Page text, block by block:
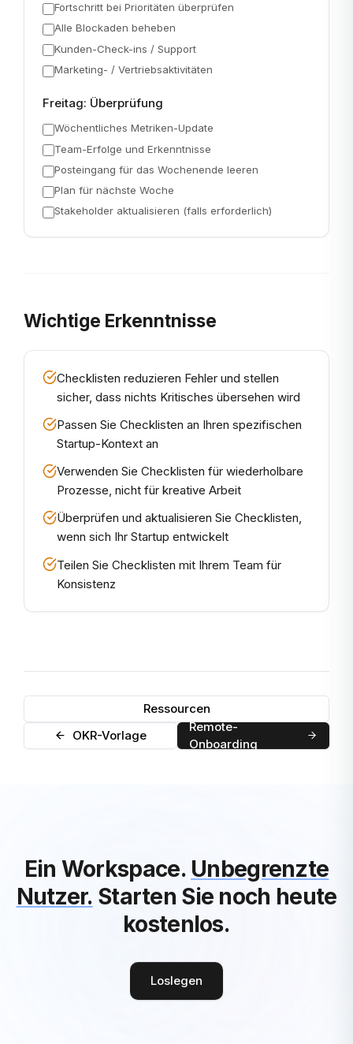
Fortschritt bei Prioritäten überprüfen
Alle Blockaden beheben
Kunden-Check-ins / Support
Marketing- / Vertriebsaktivitäten
Freitag: Überprüfung
Wöchentliches Metriken-Update
Team-Erfolge und Erkenntnisse
Posteingang für das Wochenende leeren
Plan für nächste Woche
Stakeholder aktualisieren (falls erforderlich)
Wichtige Erkenntnisse
Checklisten reduzieren Fehler und stellen
sicher, dass nichts Kritisches übersehen wird
Passen Sie Checklisten an Ihren spezifischen
Startup-Kontext an
Verwenden Sie Checklisten für wiederholbare
Prozesse, nicht für kreative Arbeit
Überprüfen und aktualisieren Sie Checklisten,
wenn sich Ihr Startup entwickelt
Teilen Sie Checklisten mit Ihrem Team für
Konsistenz
Ressourcen
OKR-Vorlage
Remote-
Onboarding
Ein Workspace. Unbegrenzte
Nutzer. Starten Sie noch heute
kostenlos.
Loslegen